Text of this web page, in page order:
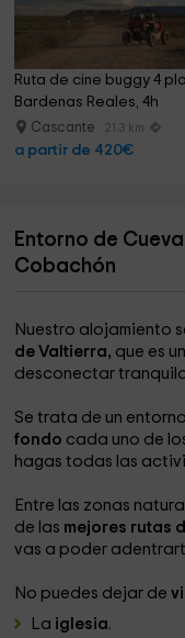
Ruta de cine buggy 4
Bardenas Reales, 4h
Cascante 21.3 km
a partir de 420€
Entorno de
Cobachón
Nuestro alojamiento
de Valtierra, que es
desconectar
Se trata de un
fondo cada uno de
hagas todas las
Entre las zonas
de las mejores rutas
vas a poder
No puedes dejar de
La iglesia.